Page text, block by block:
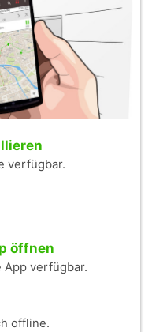
verfügbar.
öffnen
App verfügbar.
offline.